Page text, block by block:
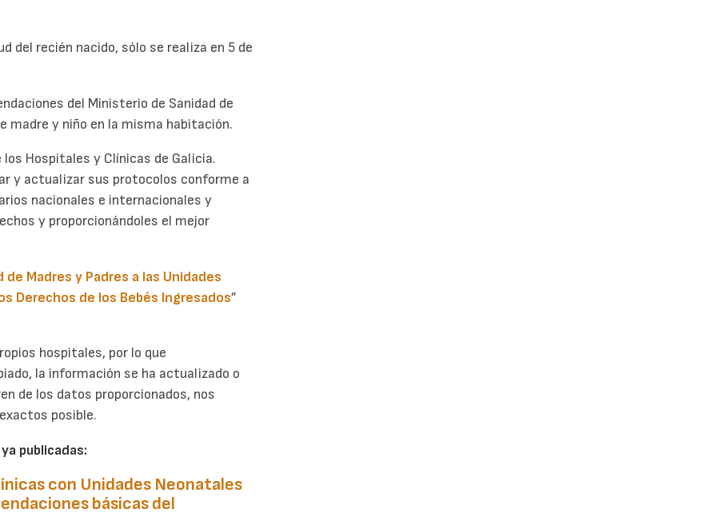
del recién nacido, sólo se realiza en 5 de
del Ministerio de Sanidad de
madre y niño en la misma habitación.
Hospitales y Clínicas de Galicia.
y actualizar sus protocolos conforme a
nacionales e internacionales y
y proporcionándoles el mejor
Madres y Padres a las Unidades
Derechos de los Bebés Ingresados”
hospitales, por lo que
la información se ha actualizado o
de los datos proporcionados, nos
posible.
publicadas:
con Unidades Neonatales
básicas del